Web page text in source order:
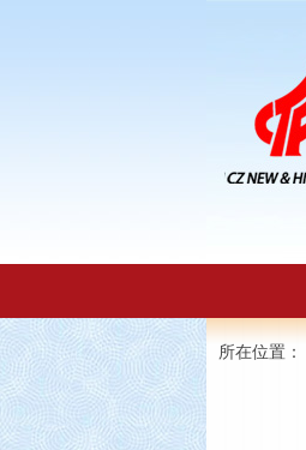
所在位置：